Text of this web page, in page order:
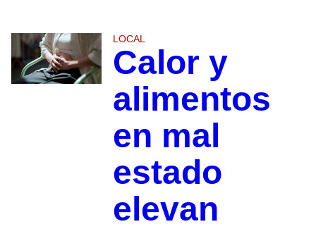
LOCAL
Calor y
alimentos
en mal
estado
elevan